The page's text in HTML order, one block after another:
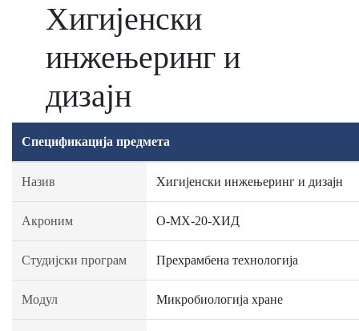
Хигијенски
инжењеринг и
дизајн
Спецификација предмета
Назив Хигијенски инжењеринг и дизајн
Акроним О-МХ-20-ХИД
Студијски програм Прехрамбена технологија
Модул Микробиологија хране